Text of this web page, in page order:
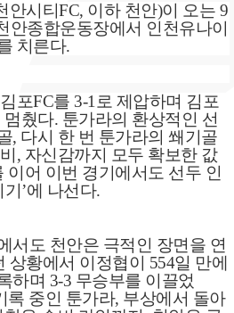
안시티 FC, 이하 천안)이 오는 9
안종합운동장에서 인천유나이
치른다.
포FC를 3-1 로 제압하며 김포
멈췄다. 툰가라의 환상적인 선
, 다시 한 번 툰가라의 쐐기골
, 자신감까지 모두 확보한 값
이어 이번 경기에서도 선두 인
기’에 나선다.
서도 천안은 극적인 장면을 연
상황에서 이정협이 554일 만에
하며 3-3 무승부를 이끌었
록 중인 툰가라, 부상에서 돌아